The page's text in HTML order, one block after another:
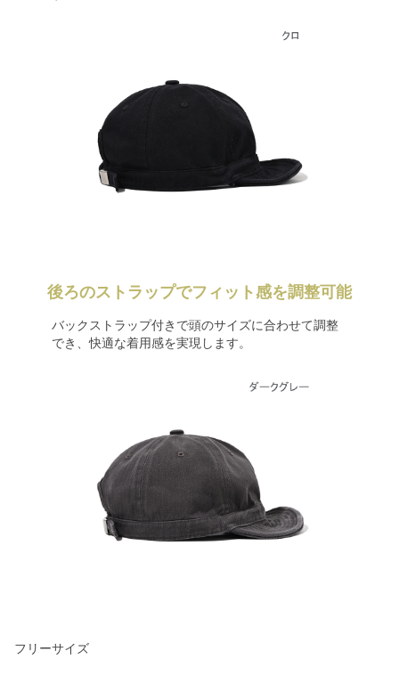
後ろのストラップでフィット感を調整可能
バックストラップ付きで頭のサイズに合わせて調整
でき、快適な着用感を実現します。
フリーサイズ